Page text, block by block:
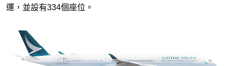
運，並設有334個座位。